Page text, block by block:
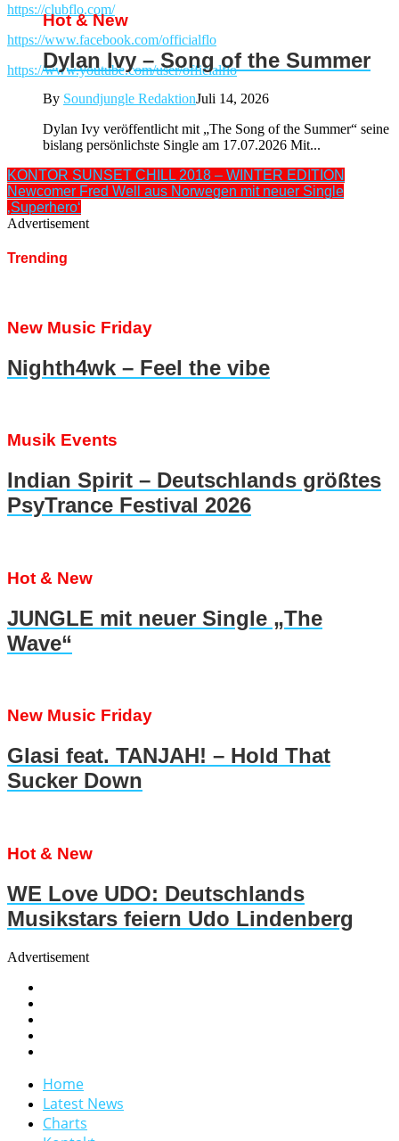
https://clubflo.com/
https://www.facebook.com/officialflo
https://www.youtube.com/user/officialflo
Hot & New
Dylan Ivy – Song of the Summer
By Soundjungle RedaktionJuli 14, 2026
Dylan Ivy veröffentlicht mit „The Song of the Summer“ seine
bislang persönlichste Single am 17.07.2026 Mit...
KONTOR SUNSET CHILL 2018 – WINTER EDITION
Newcomer Fred Well aus Norwegen mit neuer Single
‚Superhero‘
Advertisement
Trending
New Music Friday
Nighth4wk – Feel the vibe
Musik Events
Indian Spirit – Deutschlands größtes
PsyTrance Festival 2026
Hot & New
JUNGLE mit neuer Single „The
Wave“
New Music Friday
Glasi feat. TANJAH! – Hold That
Sucker Down
Hot & New
WE Love UDO: Deutschlands
Musikstars feiern Udo Lindenberg
Advertisement
Home
Latest News
Charts